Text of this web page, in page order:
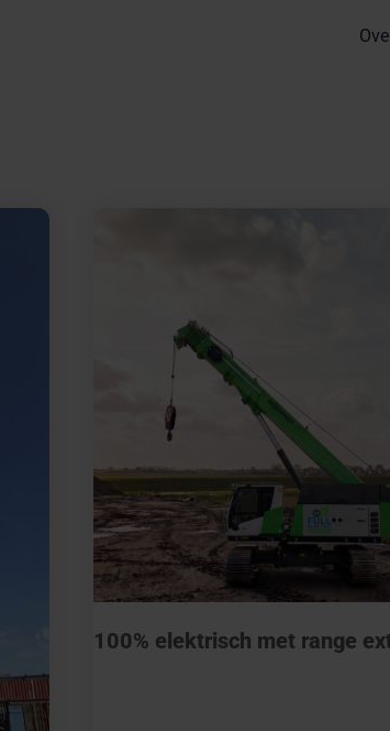
100% elektrisch met range